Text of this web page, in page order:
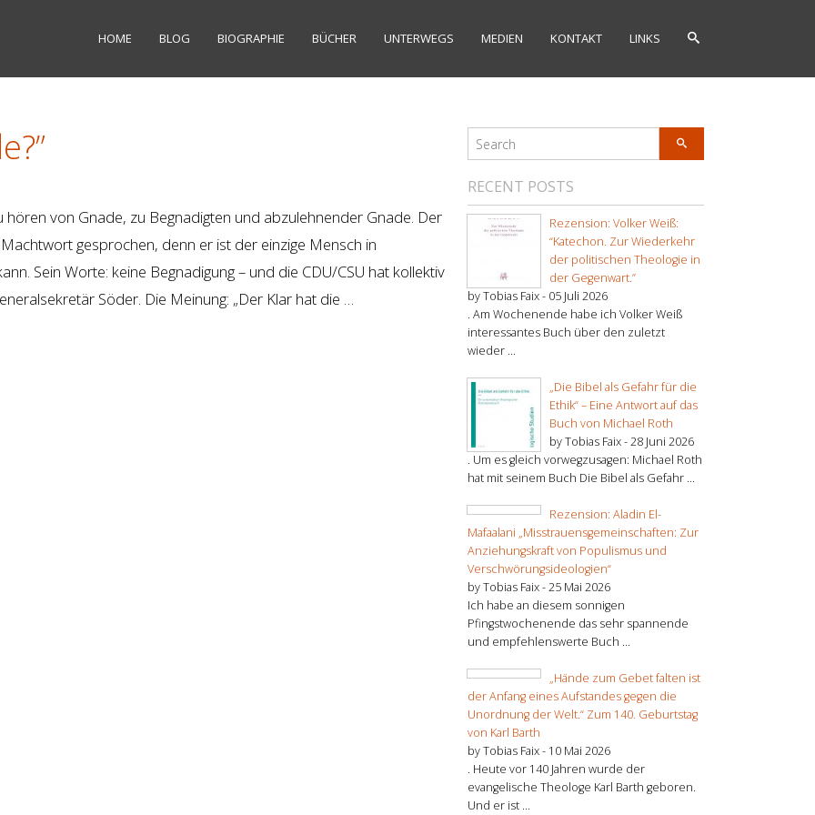
HOME BLOG BIOGRAPHIE BÜCHER UNTERWEGS MEDIEN KONTAKT LINKS
hören von Gnade, zu Begnadigten und abzulehnender Gnade. Der
gesprochen, denn er ist der einzige Mensch in
Sein Worte: keine Begnadigung – und die CDU/CSU hat kollektiv
Söder. Die Meinung: „Der Klar hat die …
RECENT POSTS
Rezension: Volker Weiß:
“Katechon. Zur Wiederkehr
der politischen Theologie in
der Gegenwart.”
by Tobias Faix - 05 Juli 2026
. Am Wochenende habe ich Volker Weiß
interessantes Buch über den zuletzt
wieder ...
„Die Bibel als Gefahr für die
Ethik“ – Eine Antwort auf das
Buch von Michael Roth
by Tobias Faix -28 Juni 2026
. Um es gleich vorwegzusagen: Michael Roth
hat mit seinem Buch Die Bibel als Gefahr ...
Rezension: Aladin El-
Mafaalani „Misstrauensgemeinschaften: Zur
Anziehungskraft von Populismus und
Verschwörungsideologien“
by Tobias Faix -25 Mai 2026
Ich habe an diesem sonnigen
Pfingstwochenende das sehr spannende
und empfehlenswerte Buch ...
„Hände zum Gebet falten ist
der Anfang eines Aufstandes gegen die
Unordnung der Welt.“ Zum 140. Geburtstag
von Karl Barth
by Tobias Faix - 10 Mai 2026
. Heute vor 140 Jahren wurde der
evangelische Theologe Karl Barth geboren.
Und er ist ...